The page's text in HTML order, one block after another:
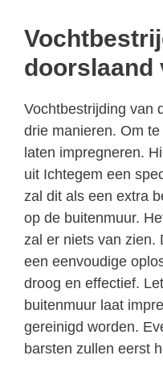
doorslaand
Vochtbestrijding van
drie manieren. Om
laten impregneren.
uit Ichtegem een
zal dit als een extra
op de buitenmuur.
zal er niets van zien.
een eenvoudige
droog en effectief.
buitenmuur laat
gereinigd worden.
barsten zullen eerst